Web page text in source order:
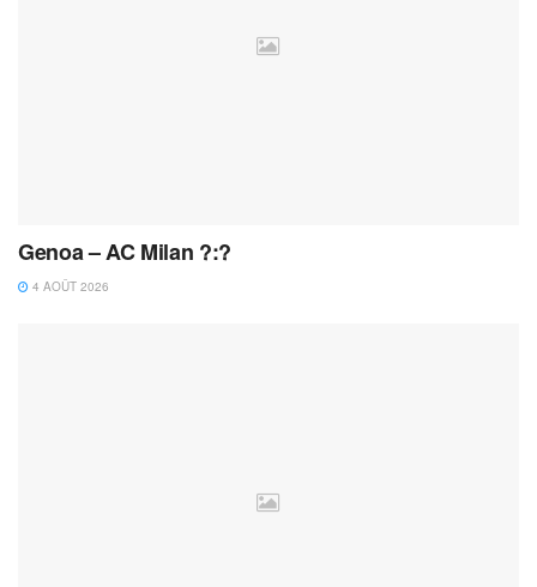
Genoa – AC Milan ?:?
4 AOÛT 2026